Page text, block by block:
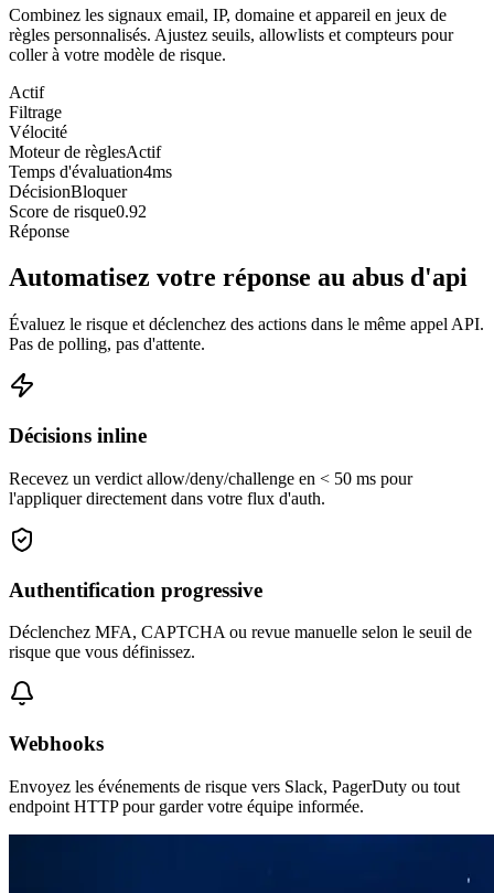
Combinez les signaux email, IP, domaine et appareil en jeux de
règles personnalisés. Ajustez seuils, allowlists et compteurs pour
coller à votre modèle de risque.
Actif
Filtrage
Vélocité
Moteur de règlesActif
Temps d'évaluation4ms
DécisionBloquer
Score de risque0.92
Réponse
Automatisez votre réponse au abus d'api
Évaluez le risque et déclenchez des actions dans le même appel API.
Pas de polling, pas d'attente.
Décisions inline
Recevez un verdict allow/deny/challenge en < 50 ms pour
l'appliquer directement dans votre flux d'auth.
Authentification progressive
Déclenchez MFA, CAPTCHA ou revue manuelle selon le seuil de
risque que vous définissez.
Webhooks
Envoyez les événements de risque vers Slack, PagerDuty ou tout
endpoint HTTP pour garder votre équipe informée.